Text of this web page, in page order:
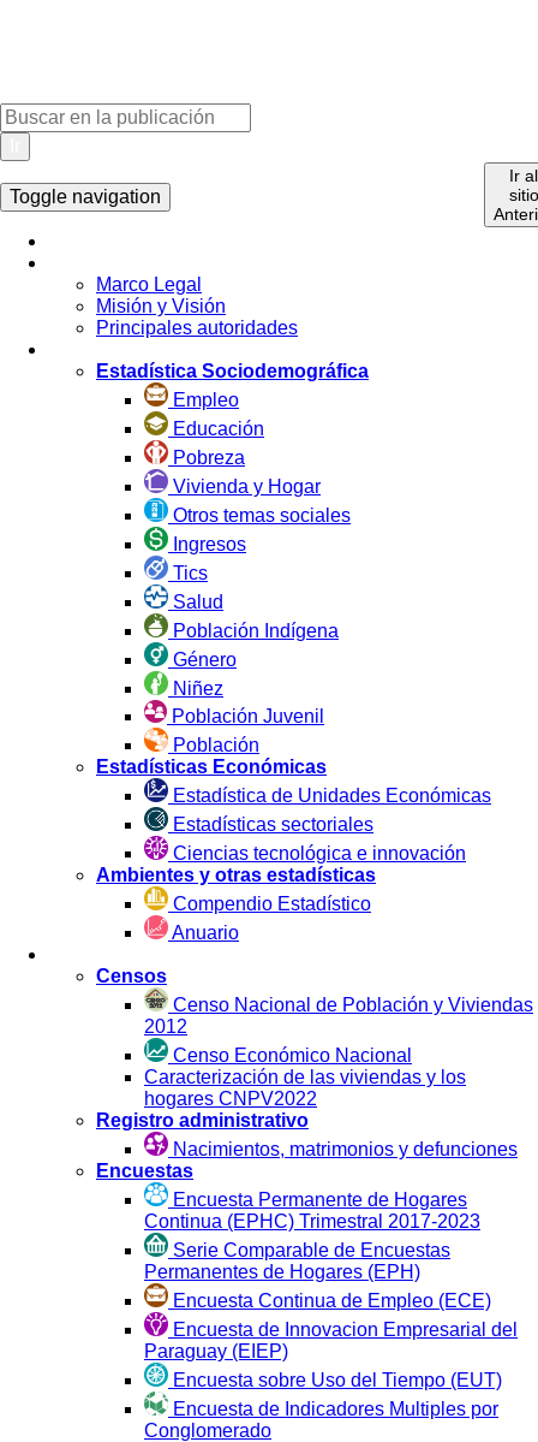
Ir al
sitio
Toggle navigation
Marco Legal
Misión y Visión
Principales autoridades
Estadística Sociodemográfica
Empleo
Educación
Pobreza
Vivienda y Hogar
Otros temas sociales
Ingresos
Tics
Salud
Población Indígena
Género
Niñez
Población Juvenil
Población
Estadísticas Económicas
Estadística de Unidades Económicas
Estadísticas sectoriales
Ciencias tecnológica e innovación
Ambientes y otras estadísticas
Compendio Estadístico
Anuario
Censos
Censo Nacional de Población y Viviendas
2012
Censo Económico Nacional
Caracterización de las viviendas y los
hogares CNPV2022
Registro administrativo
Nacimientos, matrimonios y defunciones
Encuestas
Encuesta Permanente de Hogares
Continua (EPHC) Trimestral 2017-2023
Serie Comparable de Encuestas
Permanentes de Hogares (EPH)
Encuesta Continua de Empleo (ECE)
Encuesta de Innovacion Empresarial del
Paraguay (EIEP)
Encuesta sobre Uso del Tiempo (EUT)
Encuesta de Indicadores Multiples por
Conglomerado